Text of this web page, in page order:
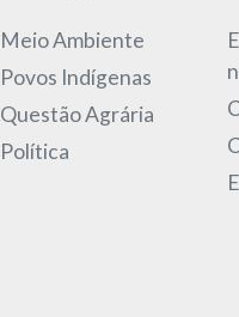
Meio Ambiente
Povos Indígenas
Questão Agrária
Política